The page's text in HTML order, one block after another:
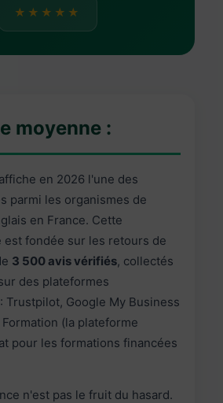
★★★★★
moyenne :
en 2026 l'une des
parmi les organismes de
en France. Cette
est fondée sur les retours de
3 500 avis vérifiés, collectés
des plateformes
Trustpilot, Google My Business
(la plateforme
pour les formations financées
n'est pas le fruit du hasard.